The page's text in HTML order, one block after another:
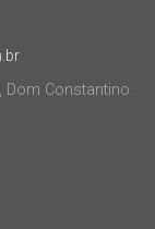
Dom Constantino.